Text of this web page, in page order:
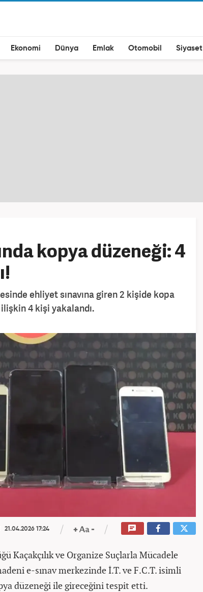
Ekonomi Dünya Emlak Otomobil Siyaset
kopya düzeneği: 4
ehliyet sınavına giren 2 kişide kopa
4 kişi yakalandı.
21.04.2026 17:24
Kaçakçılık ve Organize Suçlarla Mücadele
e-sınav merkezinde İ.T. ve F.C.T. isimli
düzeneği ile gireceğini tespit etti.